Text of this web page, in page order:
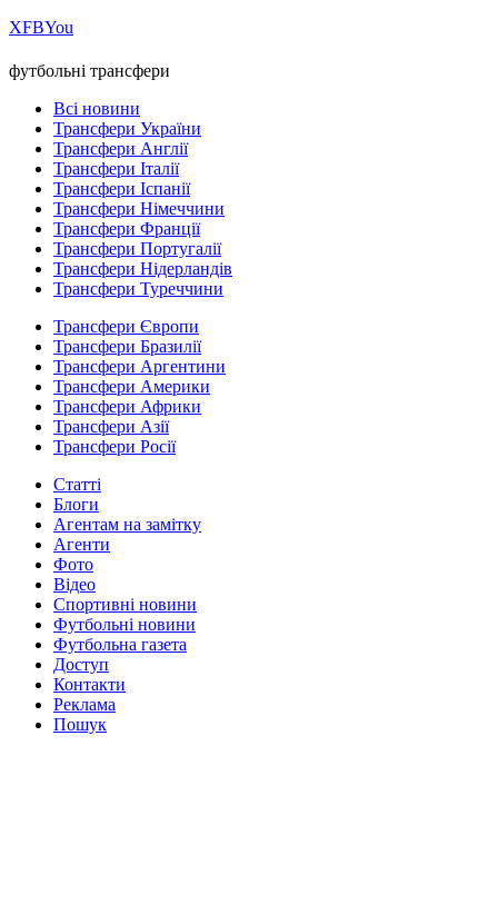
ХFBYou
футбольні трансфери
Всі новини
Трансфери України
Трансфери Англії
Трансфери Італії
Трансфери Іспанії
Трансфери Німеччини
Трансфери Франції
Трансфери Португалії
Трансфери Нідерландів
Трансфери Туреччини
Трансфери Європи
Трансфери Бразилії
Трансфери Аргентини
Трансфери Америки
Трансфери Африки
Трансфери Азії
Трансфери Росії
Статті
Блоги
Агентам на замітку
Агенти
Фото
Відео
Спортивні новини
Футбольні новини
Футбольна газета
Доступ
Контакти
Реклама
Пошук